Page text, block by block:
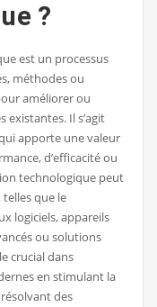
?
est un processus
méthodes ou
améliorer ou
existantes. Il s’agit
apporte une valeur
d’efficacité ou
technologique peut
que le
logiciels, appareils
ou solutions
crucial dans
en stimulant la
des